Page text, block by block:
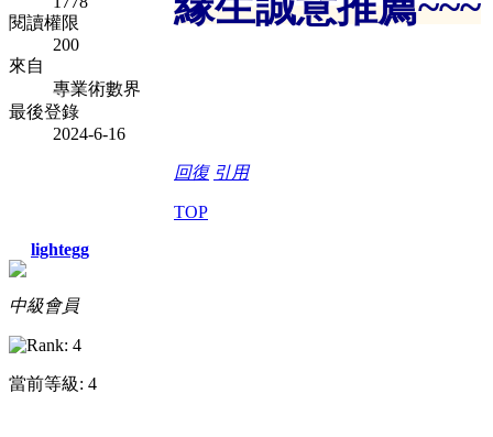
閱讀權限
200
來自
專業術數界
最後登錄
2024-6-16
回復 引用
TOP
lightegg
中級會員
當前等級: 4